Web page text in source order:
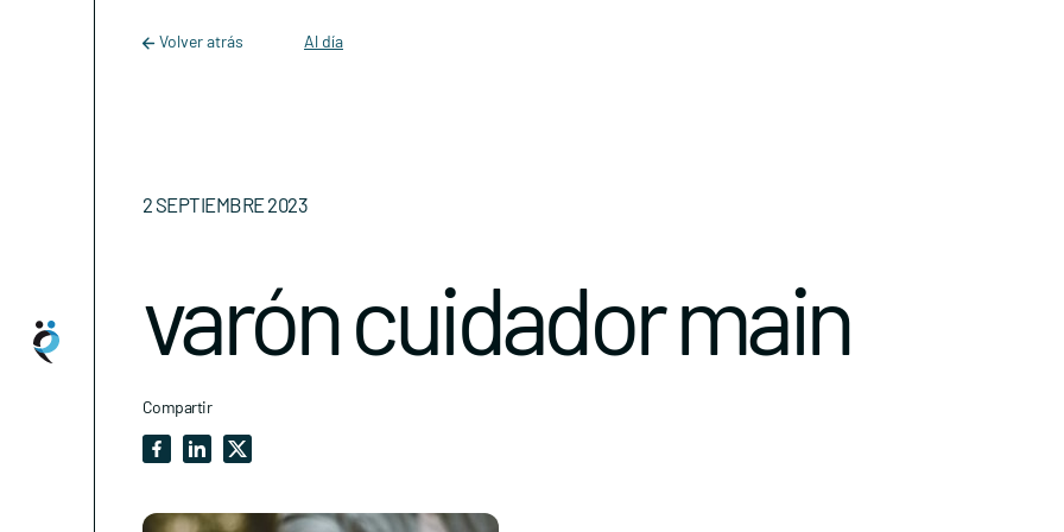
Main Navigation
Volver atrás Al día
2 SEPTIEMBRE 2023
varón cuidador main
Compartir